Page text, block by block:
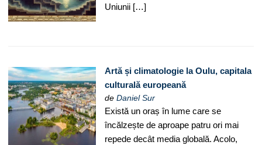
Uniunii […]
Artă și climatologie la Oulu, capitala
culturală europeană
deDaniel Sur
Există un oraș în lume care se
încălzește de aproape patru ori mai
repede decât media globală. Acolo,